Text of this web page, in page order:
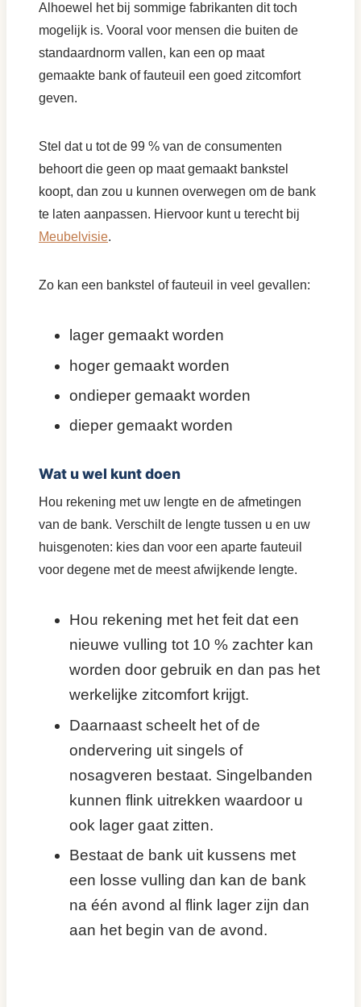
Alhoewel het bij sommige fabrikanten dit toch
mogelijk is. Vooral voor mensen die buiten de
standaardnorm vallen, kan een op maat
gemaakte bank of fauteuil een goed zitcomfort
geven.
Stel dat u tot de 99 % van de consumenten
behoort die geen op maat gemaakt bankstel
koopt, dan zou u kunnen overwegen om de bank
te laten aanpassen. Hiervoor kunt u terecht bij
Meubelvisie.
Zo kan een bankstel of fauteuil in veel gevallen:
lager gemaakt worden
hoger gemaakt worden
ondieper gemaakt worden
dieper gemaakt worden
Wat u wel kunt doen
Hou rekening met uw lengte en de afmetingen
van de bank. Verschilt de lengte tussen u en uw
huisgenoten: kies dan voor een aparte fauteuil
voor degene met de meest afwijkende lengte.
Hou rekening met het feit dat een
nieuwe vulling tot 10 % zachter kan
worden door gebruik en dan pas het
werkelijke zitcomfort krijgt.
Daarnaast scheelt het of de
ondervering uit singels of
nosagveren bestaat. Singelbanden
kunnen flink uitrekken waardoor u
ook lager gaat zitten.
Bestaat de bank uit kussens met
een losse vulling dan kan de bank
na één avond al flink lager zijn dan
aan het begin van de avond.